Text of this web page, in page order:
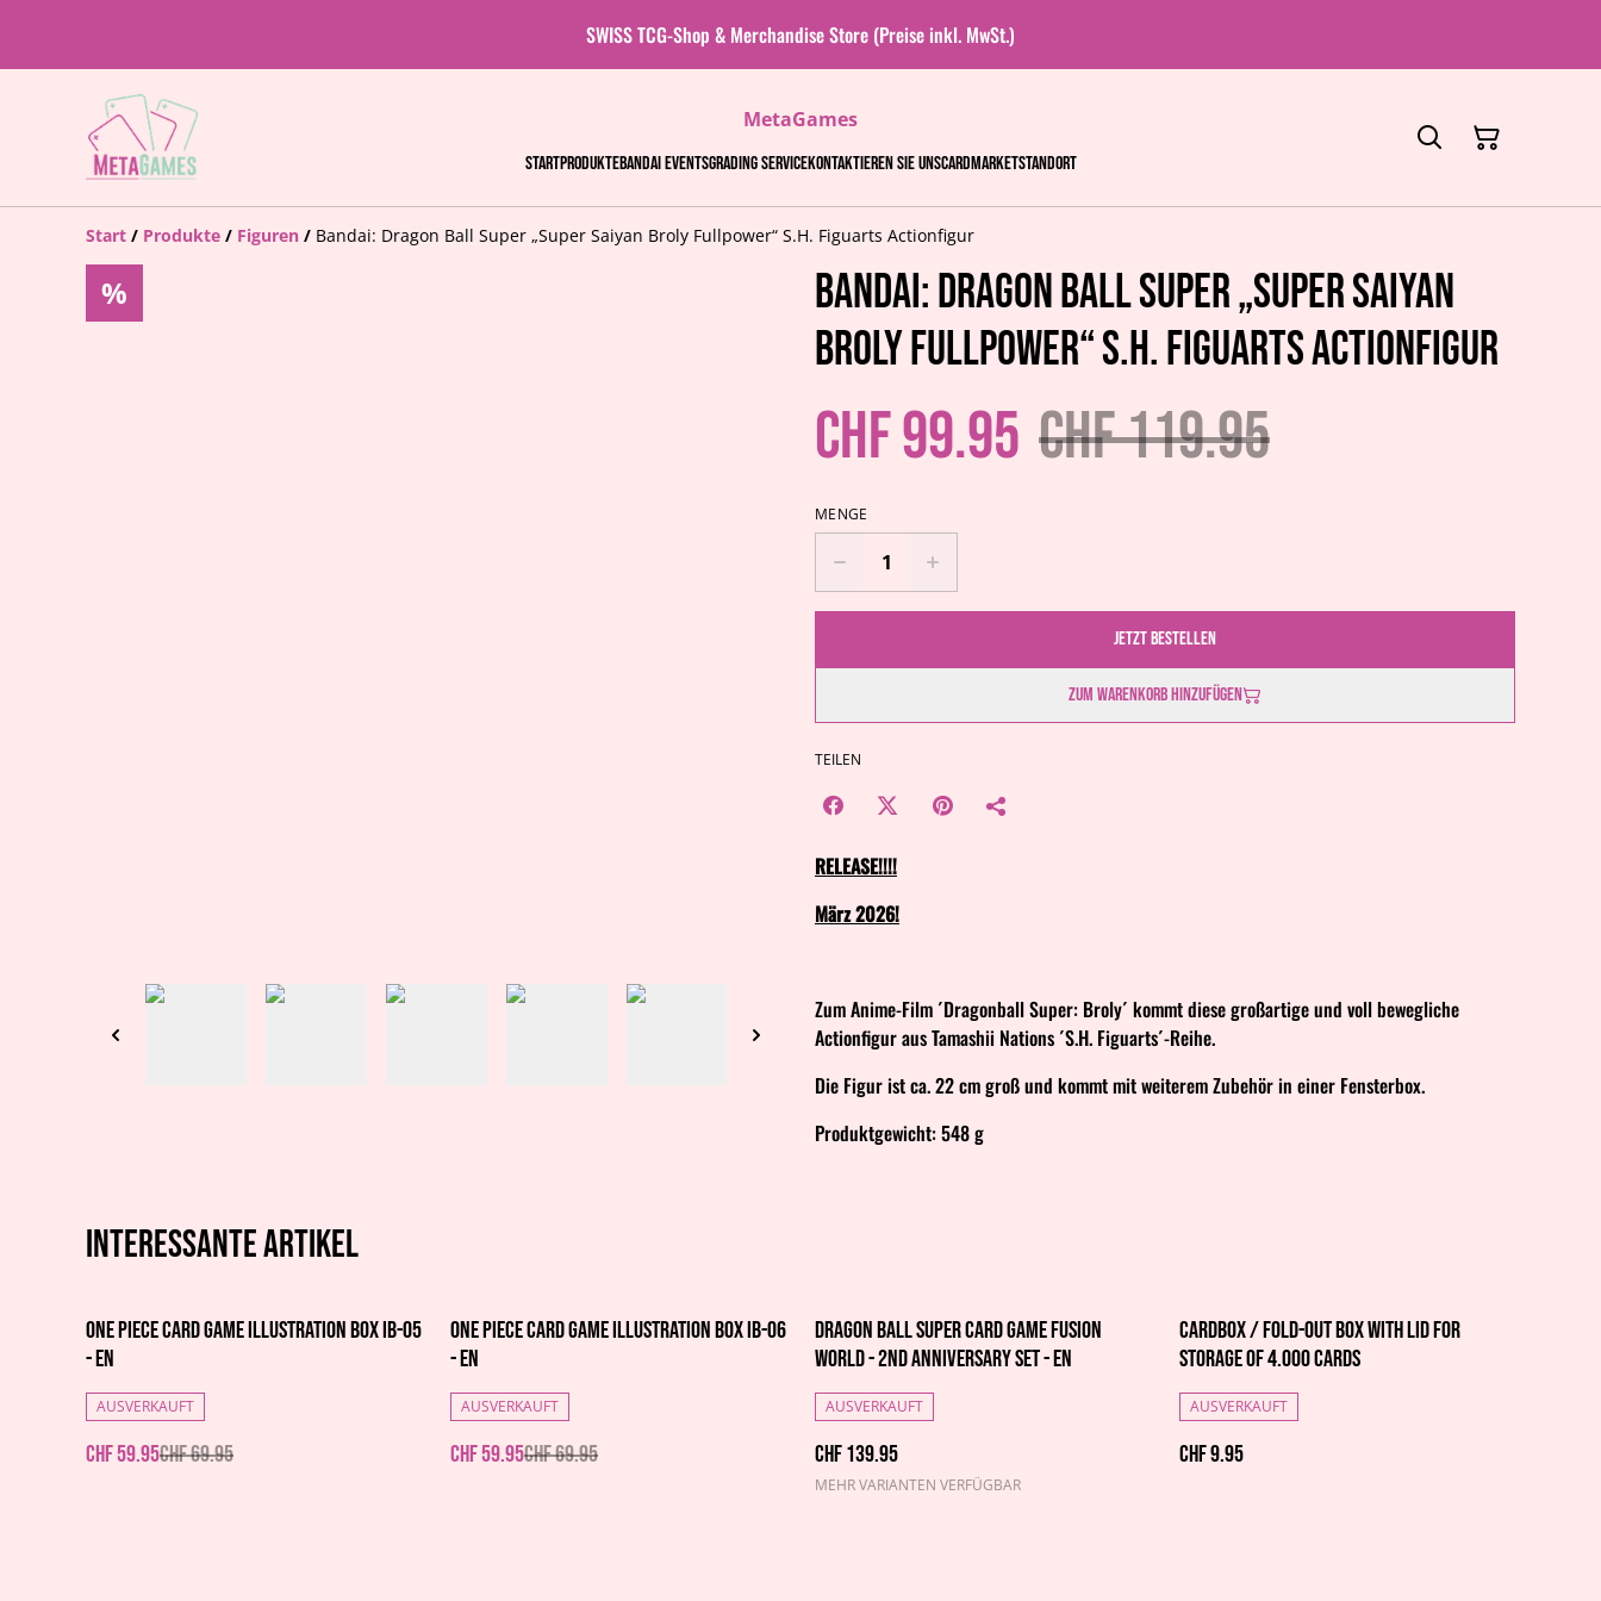
SWISS TCG-Shop & Merchandise Store (Preise inkl. MwSt.)
MetaGames
StartProdukteBandai eventsGrading ServiceKontaktieren Sie unsCardmarketStandort
Start / Produkte / Figuren / Bandai: Dragon Ball Super „Super Saiyan Broly Fullpower“ S.H. Figuarts Actionfigur
%
Bandai: Dragon Ball Super „Super Saiyan
Broly Fullpower“ S.H. Figuarts Actionfigur
CHF 99.95 CHF 119.95
MENGE
Jetzt bestellen
Zum Warenkorb hinzufügen
TEILEN
RELEASE!!!!
März 2026!
Zum Anime-Film ´Dragonball Super: Broly´ kommt diese großartige und voll bewegliche
Actionfigur aus Tamashii Nations ´S.H. Figuarts´-Reihe.
Die Figur ist ca. 22 cm groß und kommt mit weiterem Zubehör in einer Fensterbox.
Produktgewicht: 548 g
Interessante artikel
%
One Piece Card Game Illustration Box IB-05
- EN
AUSVERKAUFT
CHF 59.95CHF 69.95
%
One Piece Card Game Illustration Box IB-06
- EN
AUSVERKAUFT
CHF 59.95CHF 69.95
Dragon Ball Super Card Game Fusion
World - 2nd Anniversary Set - EN
AUSVERKAUFT
CHF 139.95
MEHR VARIANTEN VERFÜGBAR
Cardbox / Fold-out Box with Lid for
Storage of 4.000 Cards
AUSVERKAUFT
CHF 9.95